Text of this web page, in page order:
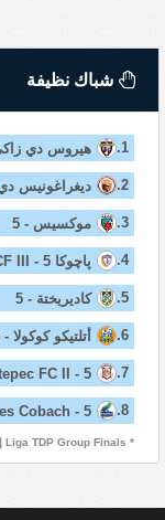
شباك نظيفة
1. هيروس دي
2. ديغراغونيس دي
3. موكسيس - 5
4. پاچوكا CF III - 5
5. كاديريختة - 5
6. أتلتيكو كوكولا - 5
7.
FC II - 5
8.
Cobach - 5
* Liga TDP Group Finals إحصائيات النادي من موسم 2024/25